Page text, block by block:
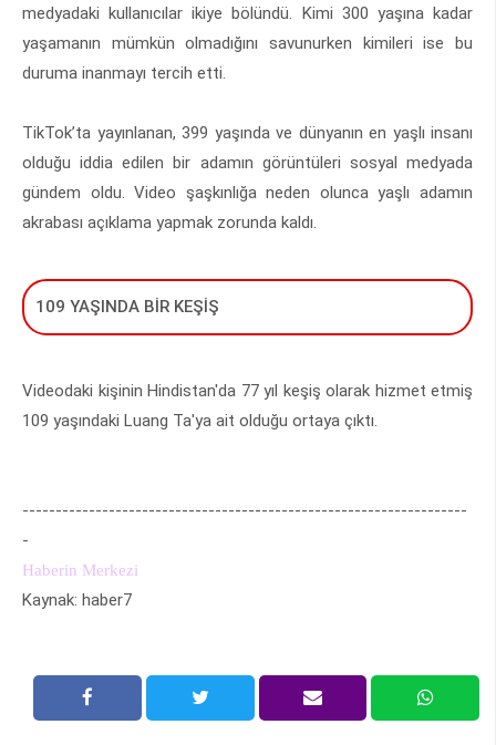
medyadaki kullanıcılar ikiye bölündü. Kimi 300 yaşına kadar
yaşamanın mümkün olmadığını savunurken kimileri ise bu
duruma inanmayı tercih etti.
TikTok’ta yayınlanan, 399 yaşında ve dünyanın en yaşlı insanı
olduğu iddia edilen bir adamın görüntüleri sosyal medyada
gündem oldu. Video şaşkınlığa neden olunca yaşlı adamın
akrabası açıklama yapmak zorunda kaldı.
109 YAŞINDA BİR KEŞİŞ
Videodaki kişinin Hindistan'da 77 yıl keşiş olarak hizmet etmiş
109 yaşındaki Luang Ta'ya ait olduğu ortaya çıktı.
-------------------------------------------------------------------
-
Haberin Merkezi
Kaynak: haber7